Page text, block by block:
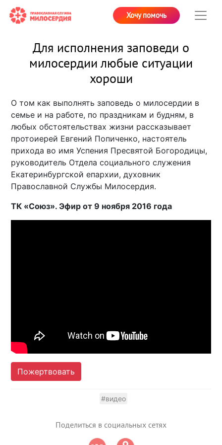
Хочу помочь
Для исполнения заповеди о
милосердии любые ситуации
хороши
О том как выполнять заповедь о милосердии в
семье и на работе, по праздникам и будням, в
любых обстоятельствах жизни рассказывает
протоиерей Евгений Попиченко, настоятель
прихода во имя Успения Пресвятой Богородицы,
руководитель Отдела социального служения
Екатеринбургской епархии, духовник
Православной Службы Милосердия.
ТК «Союз». Эфир от 9 ноября 2016 года
Пожертвовать
#видео
Поделиться в социальных сетях